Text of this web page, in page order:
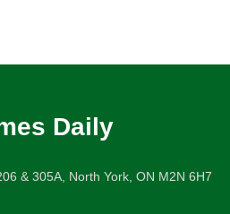
Daily
& 305A, North York, ON M2N 6H7